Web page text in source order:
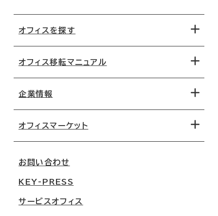
オフィスを探す
地図から探す
路線・駅から探す
オフィス移転マニュアル
移転コストシミュレーション
移転スケジュール
オフィス移転Q&A
企業情報
オフィスマーケット
大阪
名古屋
お問い合わせ
KEY-PRESS
サービスオフィス